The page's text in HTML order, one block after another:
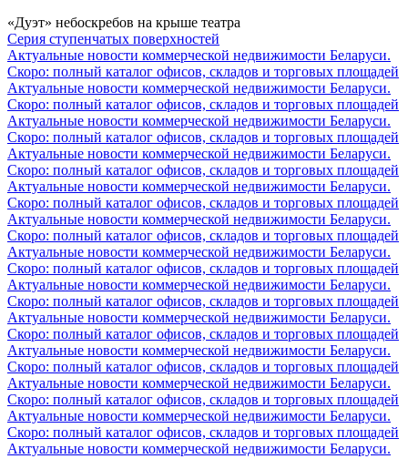
«Дуэт» небоскребов на крыше театра
Серия ступенчатых поверхностей
Актуальные новости коммерческой недвижимости Беларуси.
Скоро: полный каталог офисов, складов и торговых площадей
Актуальные новости коммерческой недвижимости Беларуси.
Скоро: полный каталог офисов, складов и торговых площадей
Актуальные новости коммерческой недвижимости Беларуси.
Скоро: полный каталог офисов, складов и торговых площадей
Актуальные новости коммерческой недвижимости Беларуси.
Скоро: полный каталог офисов, складов и торговых площадей
Актуальные новости коммерческой недвижимости Беларуси.
Скоро: полный каталог офисов, складов и торговых площадей
Актуальные новости коммерческой недвижимости Беларуси.
Скоро: полный каталог офисов, складов и торговых площадей
Актуальные новости коммерческой недвижимости Беларуси.
Скоро: полный каталог офисов, складов и торговых площадей
Актуальные новости коммерческой недвижимости Беларуси.
Скоро: полный каталог офисов, складов и торговых площадей
Актуальные новости коммерческой недвижимости Беларуси.
Скоро: полный каталог офисов, складов и торговых площадей
Актуальные новости коммерческой недвижимости Беларуси.
Скоро: полный каталог офисов, складов и торговых площадей
Актуальные новости коммерческой недвижимости Беларуси.
Скоро: полный каталог офисов, складов и торговых площадей
Актуальные новости коммерческой недвижимости Беларуси.
Скоро: полный каталог офисов, складов и торговых площадей
Актуальные новости коммерческой недвижимости Беларуси.